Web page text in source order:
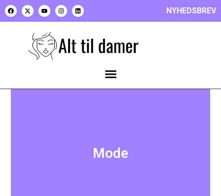
NYHEDSBREV
Mode